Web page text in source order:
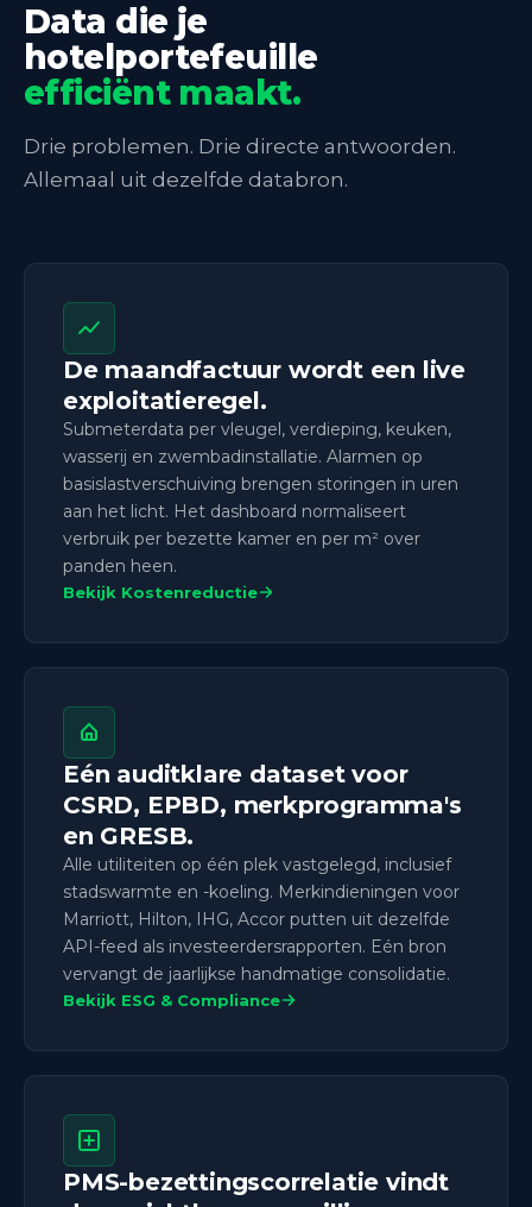
Data die je
hotelportefeuille
efficiënt maakt.
Drie problemen. Drie directe antwoorden.
Allemaal uit dezelfde databron.
De maandfactuur wordt een live
exploitatieregel.
Submeterdata per vleugel, verdieping, keuken,
wasserij en zwembadinstallatie. Alarmen op
basislastverschuiving brengen storingen in uren
aan het licht. Het dashboard normaliseert
verbruik per bezette kamer en per m² over
panden heen.
Bekijk Kostenreductie
Eén auditklare dataset voor
CSRD, EPBD, merkprogramma's
en GRESB.
Alle utiliteiten op één plek vastgelegd, inclusief
stadswarmte en -koeling. Merkindieningen voor
Marriott, Hilton, IHG, Accor putten uit dezelfde
API-feed als investeerdersrapporten. Eén bron
vervangt de jaarlijkse handmatige consolidatie.
Bekijk ESG & Compliance
PMS-bezettingscorrelatie vindt